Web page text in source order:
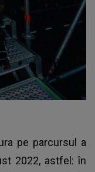
pe parcursul a
2022, astfel: în